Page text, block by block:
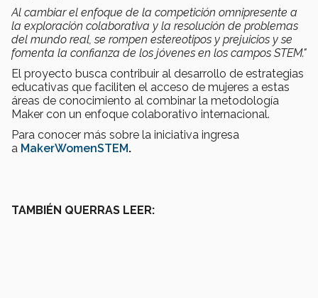
Al cambiar el enfoque de la competición omnipresente a
la exploración colaborativa y la resolución de problemas
del mundo real, se rompen estereotipos y prejuicios y se
fomenta la confianza de los jóvenes en los campos STEM."
El proyecto busca contribuir al desarrollo de estrategias
educativas que faciliten el acceso de mujeres a estas
áreas de conocimiento al combinar la metodología
Maker con un enfoque colaborativo internacional.
Para conocer más sobre la iniciativa ingresa
a MakerWomenSTEM.
TAMBIÉN QUERRAS LEER: